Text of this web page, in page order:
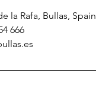
la Rafa, Bullas, Spain
666